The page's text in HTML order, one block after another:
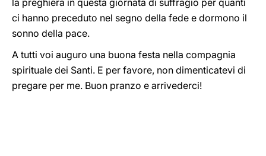
la preghiera in questa giornata di suffragio per quanti
ci hanno preceduto nel segno della fede e dormono il
sonno della pace.
A tutti voi auguro una buona festa nella compagnia
spirituale dei Santi. E per favore, non dimenticatevi di
pregare per me. Buon pranzo e arrivederci!